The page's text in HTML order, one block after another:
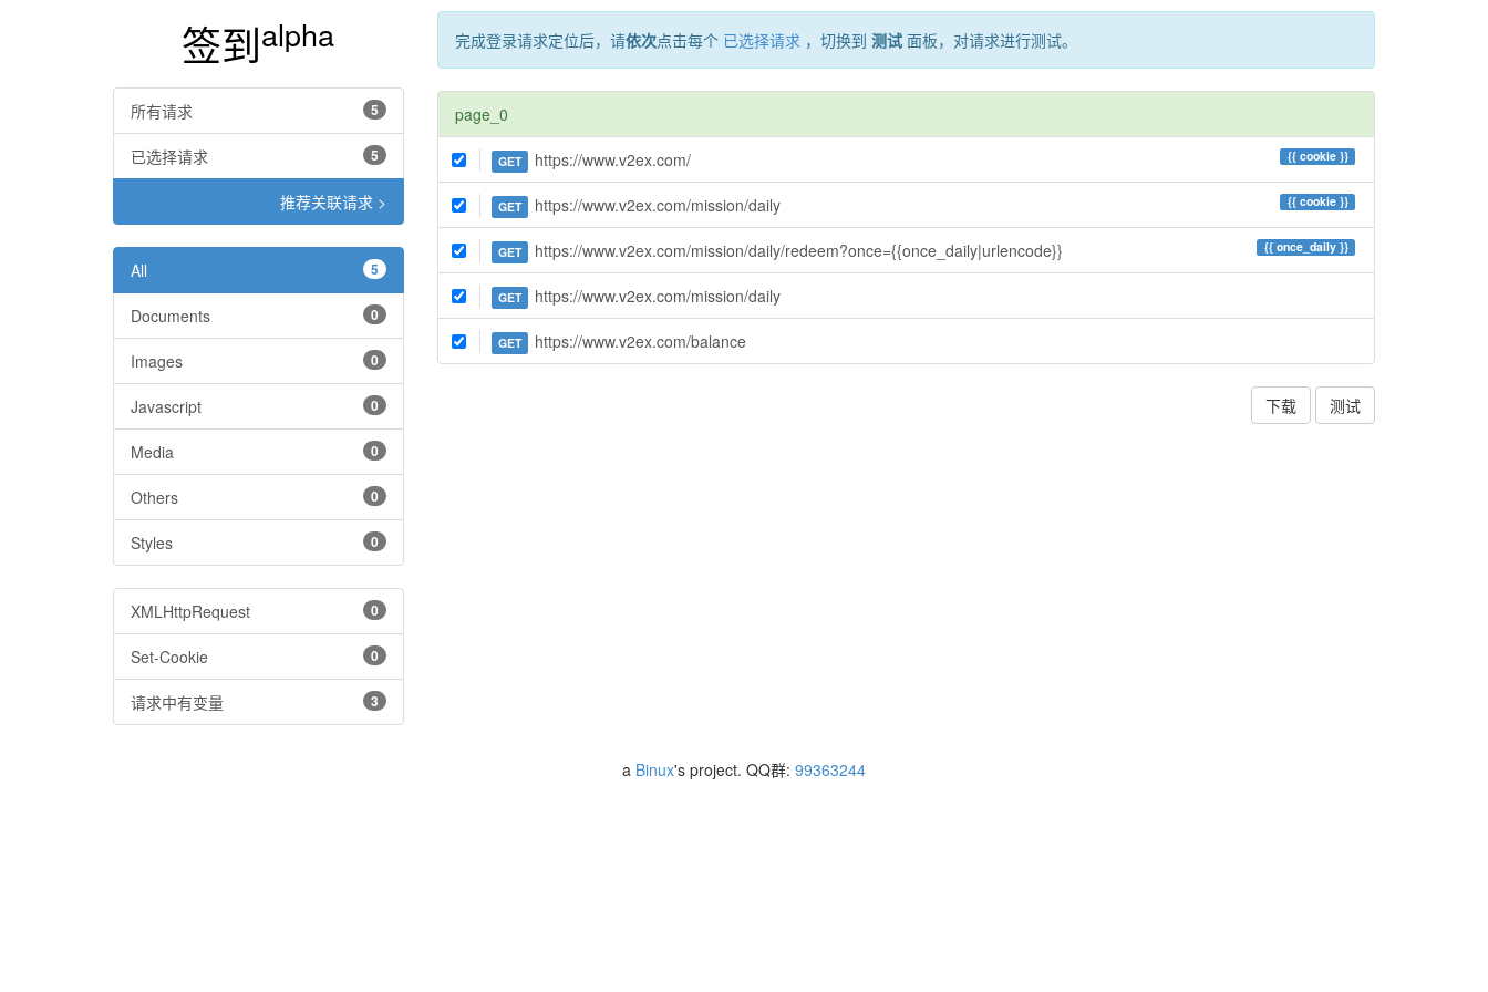
签到alpha
5
所有请求
5
已选择请求
推荐关联请求 >
5
All
0
Documents
0
Images
0
Javascript
0
Media
0
Others
0
Styles
0
XMLHttpRequest
0
Set-Cookie
3
请求中有变量
完成登录请求定位后，请依次点击每个 已选择请求，切换到 测试面板，对请求进行测试。
page_0
{{ cookie}}
GET https://www.v2ex.com/
{{ cookie}}
GET https://www.v2ex.com/mission/daily
{{ once_daily}}
GET https://www.v2ex.com/mission/daily/redeem?once={{once_daily|urlencode}}
GET https://www.v2ex.com/mission/daily
GET https://www.v2ex.com/balance
下载 测试
a Binux's project. QQ群: 99363244